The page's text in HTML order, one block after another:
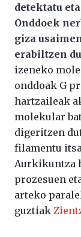
detektatu
Onddoek
giza
erabiltzen
izeneko
onddoak G
hartzaileak
molekular
digeritzen
filamentu
Aurkikuntza
prozesuen
arteko
guztiak